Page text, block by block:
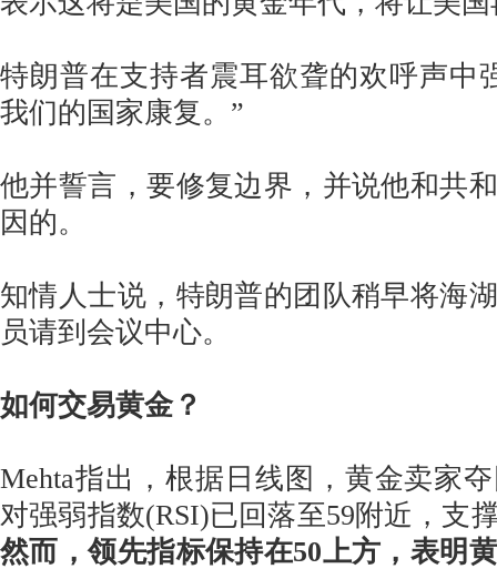
特朗普在支持者震耳欲聋的欢呼声中
我们的国家康复。”
他并誓言，要修复边界，并说他和共
因的。
知情人士说，特朗普的团队稍早将海
员请到会议中心。
如何交易黄金？
Mehta指出，根据日线图，黄金卖家
对强弱指数(RSI)已回落至59附近，支
然而，领先指标保持在50上方，表明